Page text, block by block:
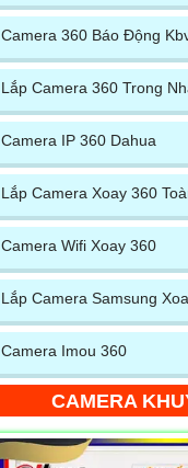
Camera 360 Báo Động
Lắp Camera 360 Trong
Camera IP 360 Dahua
Lắp Camera Xoay 360
Camera Wifi Xoay 360
Lắp Camera Samsung
Camera Imou 360
CAMERA